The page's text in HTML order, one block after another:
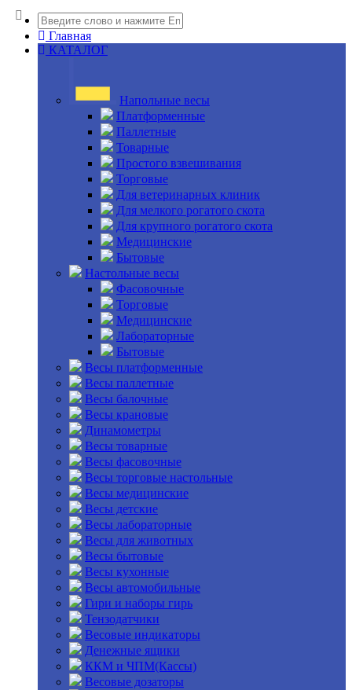
Главная
КАТАЛОГ
Напольные весы
Платформенные
Паллетные
Товарные
Простого взвешивания
Торговые
Для ветеринарных клиник
Для мелкого рогатого скота
Для крупного рогатого скота
Медицинские
Бытовые
Настольные весы
Фасовочные
Торговые
Медицинские
Лабораторные
Бытовые
Весы платформенные
Весы паллетные
Весы балочные
Весы крановые
Динамометры
Весы товарные
Весы фасовочные
Весы торговые настольные
Весы медицинские
Весы детские
Весы лабораторные
Весы для животных
Весы бытовые
Весы кухонные
Весы автомобильные
Гири и наборы гирь
Тензодатчики
Весовые индикаторы
Денежные ящики
ККМ и ЧПМ(Кассы)
Весовые дозаторы